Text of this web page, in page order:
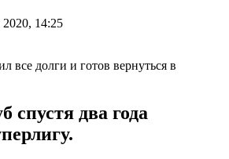
14:25
спустя два года